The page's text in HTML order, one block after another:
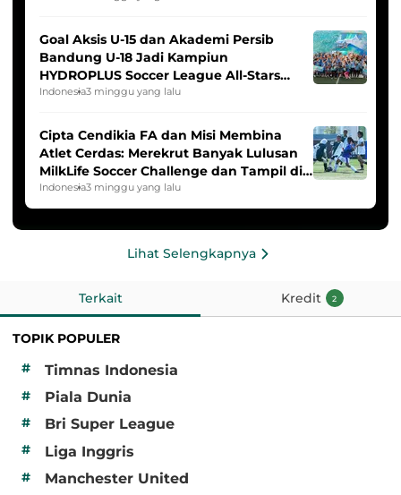
Goal Aksis U-15 dan Akademi Persib
Bandung U-18 Jadi Kampiun
HYDROPLUS Soccer League All-Stars
2025/2026
Indonesia3 minggu yang lalu
Cipta Cendikia FA dan Misi Membina
Atlet Cerdas: Merekrut Banyak Lulusan
MilkLife Soccer Challenge dan Tampil di
HYDROPLUS Soccer League
Indonesia3 minggu yang lalu
Lihat Selengkapnya
Terkait Kredit 2
TOPIK POPULER
#
Timnas Indonesia
# Piala Dunia
# Bri Super League
# Liga Inggris
# Manchester United